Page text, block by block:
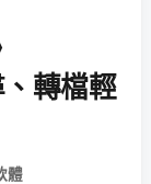
轉檔輕
體